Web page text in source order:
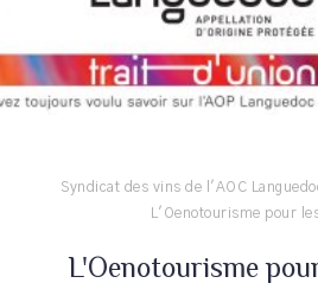
Syndicat des vins de l'AOC
L'Oenotourisme pour
L'Oenotourisme